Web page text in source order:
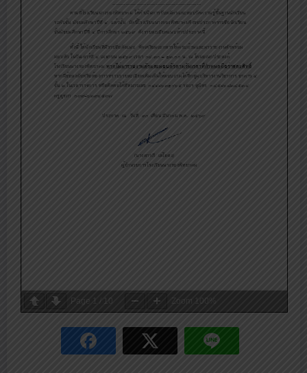
Page / 10 Zoom 100%